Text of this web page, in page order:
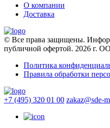
О компании
Доставка
© Все права защищены.
публичной офертой. 2026 г.
Политика
Правила обработки
+7 (495) 320 01 00 zakaz@sde-